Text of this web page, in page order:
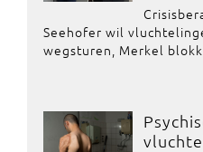
Seehofer wil
wegsturen, Merkel